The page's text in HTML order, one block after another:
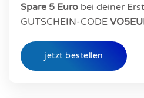
Spare 5 Euro bei deiner
GUTSCHEIN-CODE
jetzt bestellen